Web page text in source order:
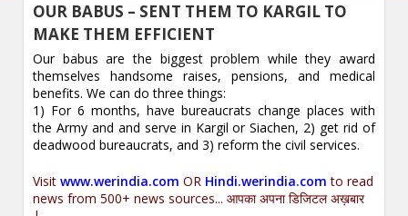
OUR BABUS – SENT THEM TO KARGIL TO
MAKE THEM EFFICIENT
Our babus are the biggest problem while they award
themselves handsome raises, pensions, and medical
benefits. We can do three things:
1) For 6 months, have bureaucrats change places with
the Army and and serve in Kargil or Siachen, 2) get rid of
deadwood bureaucrats, and 3) reform the civil services.
Visitwww.werindia.com OR Hindi.werindia.com to read
news from 500+ news sources... आपका अपना डिजिटल अख़बार